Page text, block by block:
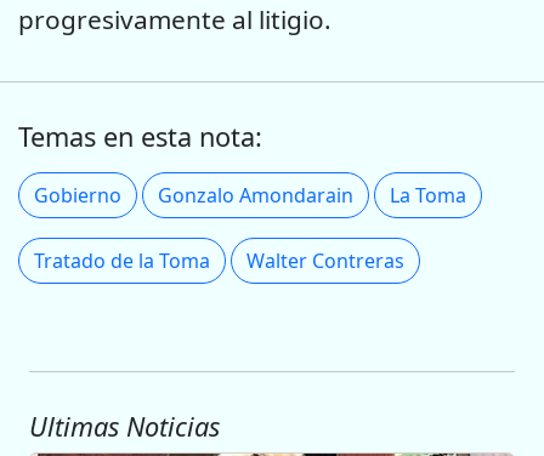
progresivamente al litigio.
Temas en esta nota:
Gobierno Gonzalo Amondarain La Toma
Tratado de la Toma Walter Contreras
Ultimas Noticias